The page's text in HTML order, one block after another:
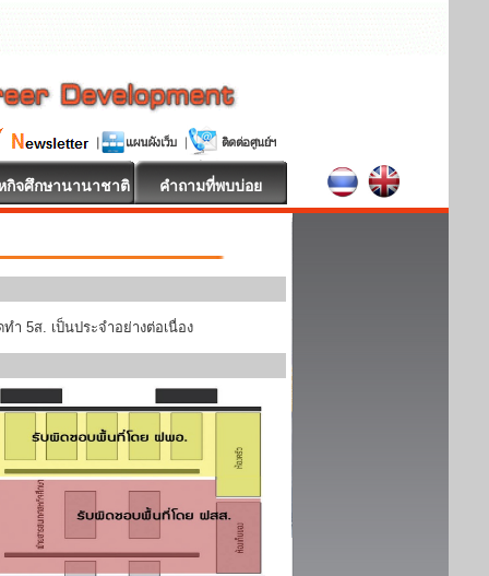
กิจศึกษานานาชาติ คำถามที่พบบ่อย
5ส. เป็นประจำอย่างต่อเนื่อง